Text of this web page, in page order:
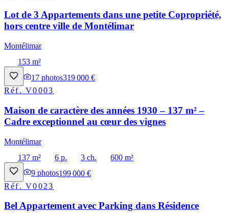
Lot de 3 Appartements dans une petite Copropriété,
hors centre ville de Montélimar
Montélimar
153 m²
17 photos319 000 €
Réf.V0003
Maison de caractère des années 1930 – 137 m² –
Cadre exceptionnel au cœur des vignes
Montélimar
137 m²
6 p. 3 ch.
600 m²
9 photos199 000 €
Réf.V0023
Bel Appartement avec Parking dans Résidence